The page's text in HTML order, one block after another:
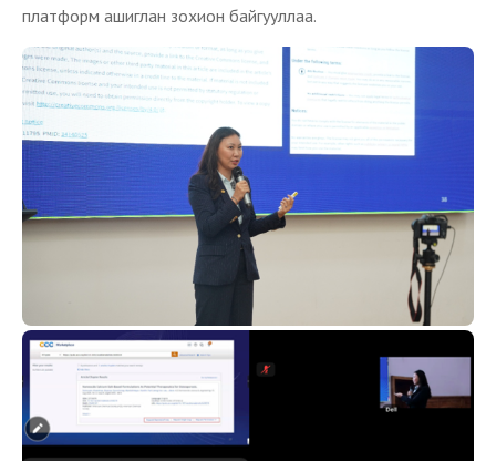
платформ ашиглан зохион байгууллаа.